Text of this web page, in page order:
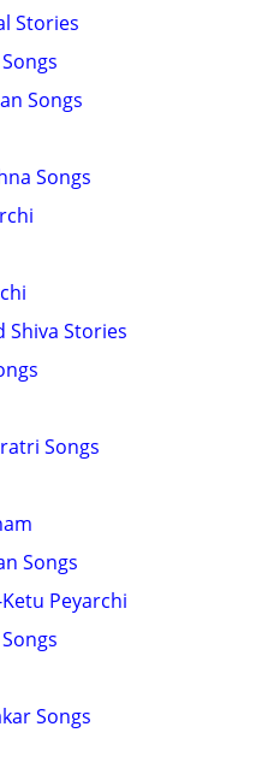
Stories
Songs
Songs
Stories
Songs
Songs
Ketu Peyarchi
Songs